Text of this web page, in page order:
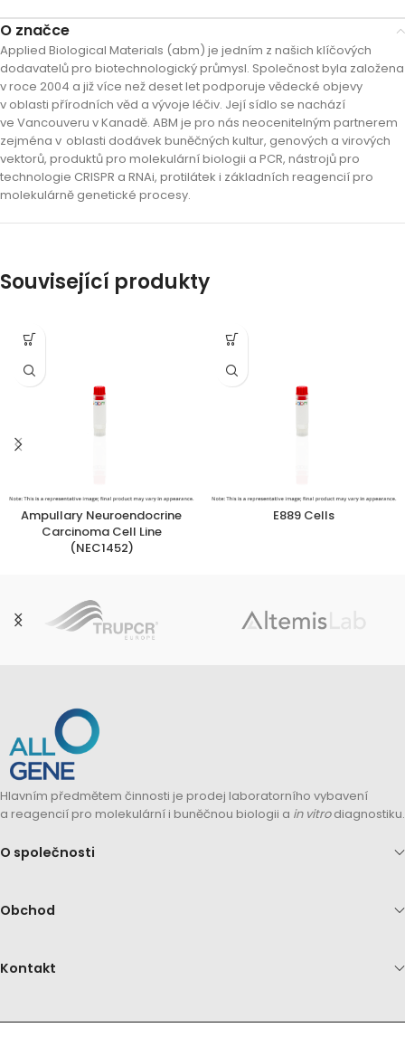
O značce
Applied Biological Materials (abm) je jedním z našich klíčových
dodavatelů pro biotechnologický průmysl. Společnost byla založena
v roce 2004 a již více než deset let podporuje vědecké objevy
v oblasti přírodních věd a vývoje léčiv. Její sídlo se nachází
ve Vancouveru v Kanadě. ABM je pro nás neocenitelným partnerem
zejména v oblasti dodávek buněčných kultur, genových a virových
vektorů, produktů pro molekulární biologii a PCR, nástrojů pro
technologie CRISPR a RNAi, protilátek i základních reagencií pro
molekulárně genetické procesy.
Související produkty
Ampullary Neuroendocrine
Carcinoma Cell Line
(NEC1452)
E889 Cells
Hlavním předmětem činnosti je prodej laboratorního vybavení
a reagencií pro molekulární i buněčnou biologii a in vitrodiagnostiku.
O společnosti
Obchod
Kontakt